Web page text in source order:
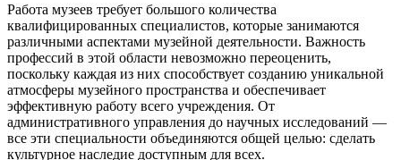
Работа музеев требует большого количества
квалифицированных специалистов, которые занимаются
различными аспектами музейной деятельности. Важность
профессий в этой области невозможно переоценить,
поскольку каждая из них способствует созданию уникальной
атмосферы музейного пространства и обеспечивает
эффективную работу всего учреждения. От
административного управления до научных исследований —
все эти специальности объединяются общей целью: сделать
культурное наследие доступным для всех.